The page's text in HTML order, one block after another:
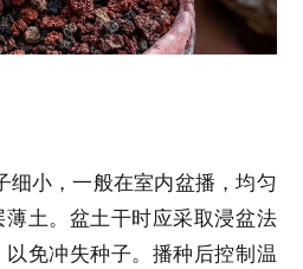
细小，一般在室内盆播，均匀
土。盆土干时应采取浸盆法
免冲失种子。播种后控制温